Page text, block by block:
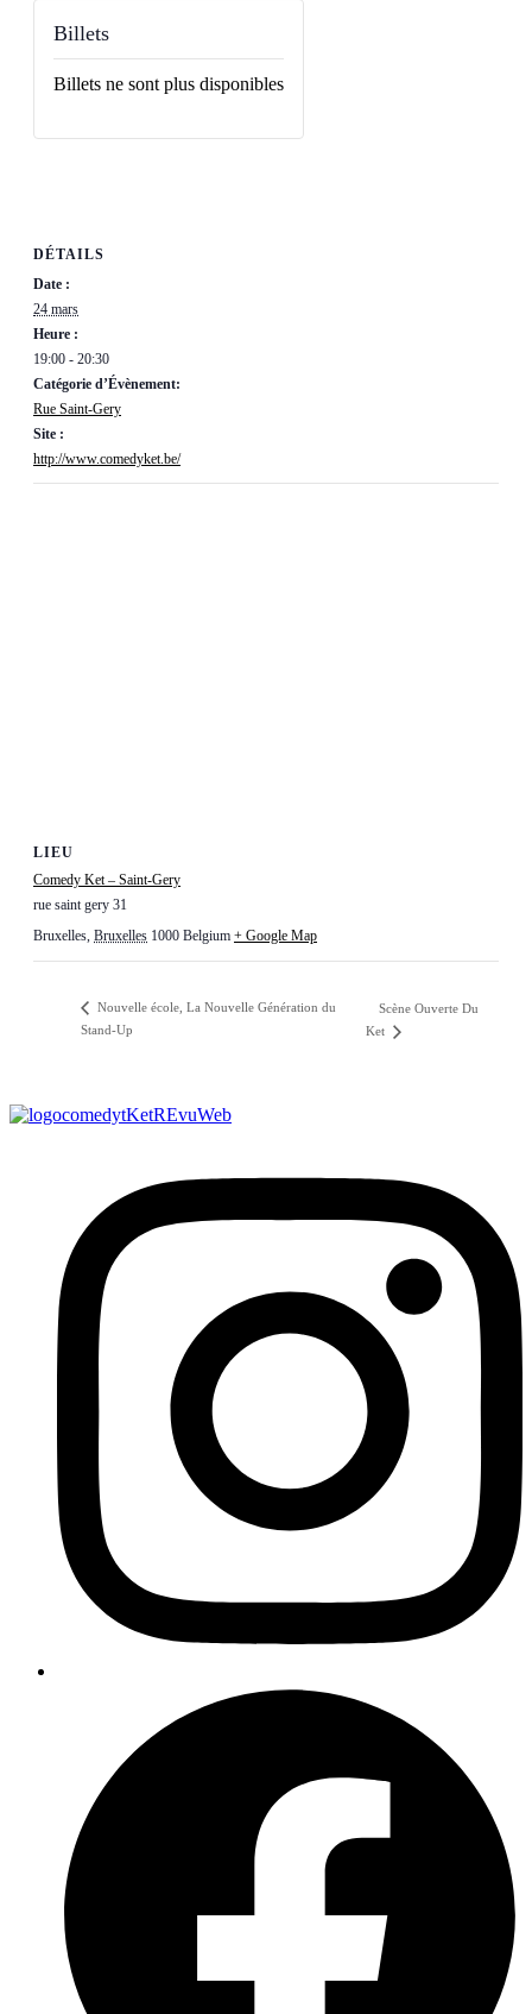
DÉTAILS
Date :
24 mars
Heure :
19:00 - 20:30
Catégorie d’Évènement:
Rue Saint-Gery
Site :
http://www.comedyket.be/
LIEU
Comedy Ket – Saint-Gery
rue saint gery 31
Bruxelles, Bruxelles 1000 Belgium + Google Map
Billets
Billets ne sont plus disponibles
Nouvelle école, La Nouvelle Génération du
Stand-Up
Scène Ouverte Du
Ket